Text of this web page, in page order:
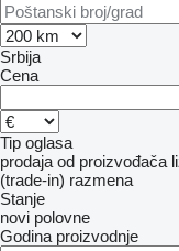
Srbija
Cena
Tip oglasa
prodaja od proizvođača
(trade-in) razmena
Stanje
novi polovne
Godina proizvodnje